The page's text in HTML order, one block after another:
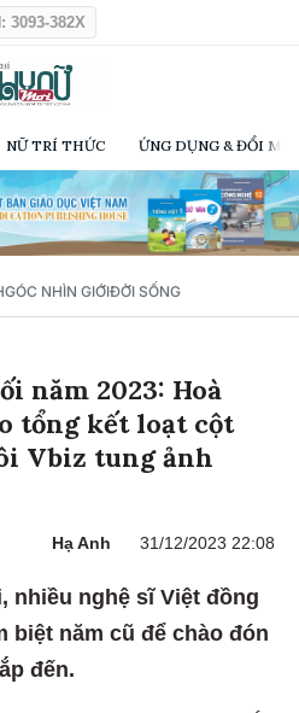
3093-382X
NỮ TRÍ THỨC ỨNG DỤNG & ĐỔI
GÓC NHÌN GIỚIĐỜI SỐNG
năm 2023: Hoà
tổng kết loạt cột
Vbiz tung ảnh
Hạ Anh 31/12/2023 22:08
nhiều nghệ sĩ Việt đồng
biệt năm cũ để chào đón
đến.